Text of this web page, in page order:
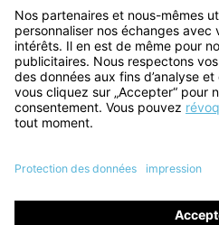
Révoquer un contrat
Informations
Aide & Contact